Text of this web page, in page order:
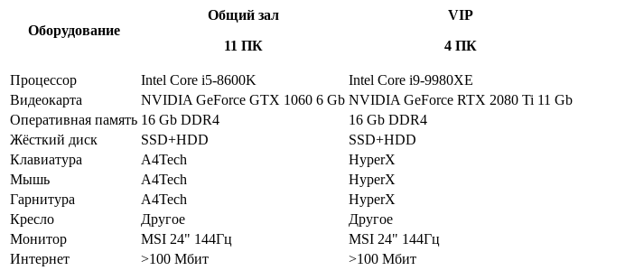
Оборудование
Общий зал
11 ПК
VIP
4 ПК
Процессор Intel Core i5-8600K
Intel Core i9-9980XE
Видеокарта
NVIDIA GeForce GTX 1060 6 Gb NVIDIA GeForce RTX 2080 Ti 11 Gb
Оперативная память 16 Gb DDR4
16 Gb DDR4
Жёсткий диск
SSD+HDD
SSD+HDD
Клавиатура
A4Tech
HyperX
Мышь
A4Tech
HyperX
Гарнитура
A4Tech
HyperX
Кресло
Другое
Другое
Монитор
MSI 24" 144Гц
MSI 24" 144Гц
Интернет
>100 Мбит >100 Мбит